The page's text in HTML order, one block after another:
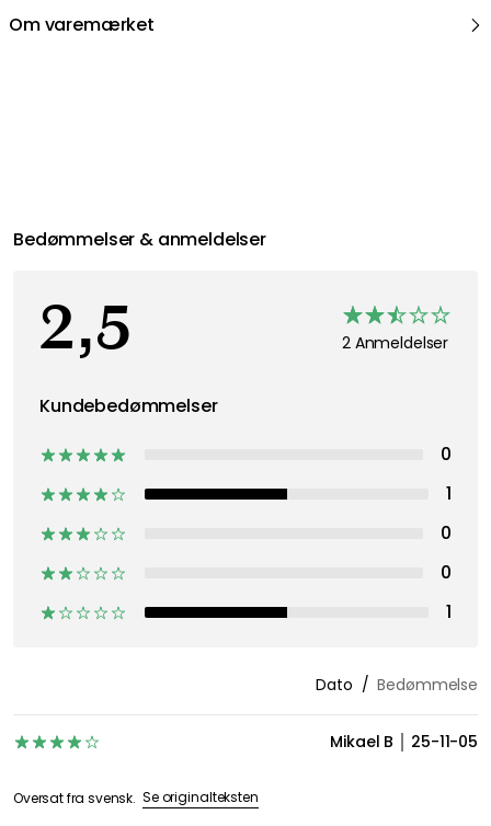
Om varemærket